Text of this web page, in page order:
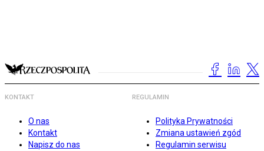
KONTAKT
O nas
Kontakt
Napisz do nas
REGULAMIN
Polityka Prywatności
Zmiana ustawień zgód
Regulamin serwisu